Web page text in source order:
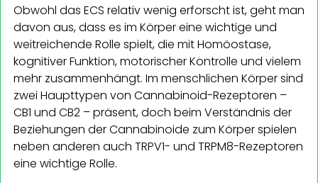
Obwohl das ECS relativ wenig erforscht ist, geht man
davon aus, dass es im Körper eine wichtige und
weitreichende Rolle spielt, die mit Homöostase,
kognitiver Funktion, motorischer Kontrolle und vielem
mehr zusammenhängt. Im menschlichen Körper sind
zwei Haupttypen von Cannabinoid-Rezeptoren –
CB1 und CB2 – präsent, doch beim Verständnis der
Beziehungen der Cannabinoide zum Körper spielen
neben anderen auch TRPV1- und TRPM8-Rezeptoren
eine wichtige Rolle.